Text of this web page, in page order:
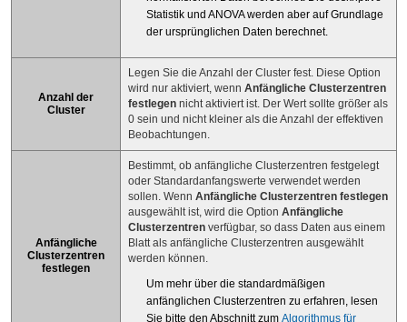
Statistik und ANOVA werden aber auf Grundlage
der ursprünglichen Daten berechnet.
Anzahl der
Cluster
Legen Sie die Anzahl der Cluster fest. Diese Option
wird nur aktiviert, wenn Anfängliche Clusterzentren
festlegen nicht aktiviert ist. Der Wert sollte größer als
0 sein und nicht kleiner als die Anzahl der effektiven
Beobachtungen.
Anfängliche
Clusterzentren
festlegen
Bestimmt, ob anfängliche Clusterzentren festgelegt
oder Standardanfangswerte verwendet werden
sollen. Wenn Anfängliche Clusterzentren festlegen
ausgewählt ist, wird die Option Anfängliche
Clusterzentren verfügbar, so dass Daten aus einem
Blatt als anfängliche Clusterzentren ausgewählt
werden können.
Um mehr über die standardmäßigen
anfänglichen Clusterzentren zu erfahren, lesen
Sie bitte den Abschnitt zum Algorithmus für